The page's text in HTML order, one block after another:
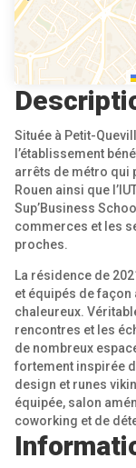
Située à Petit-
l’établissement
arrêts de métro qui
Rouen ainsi que
Sup’Business
commerces et les
proches.
La résidence de
et équipés de
chaleureux.
rencontres et les
de nombreux
fortement inspirée
design et runes
équipée, salon
coworking et de